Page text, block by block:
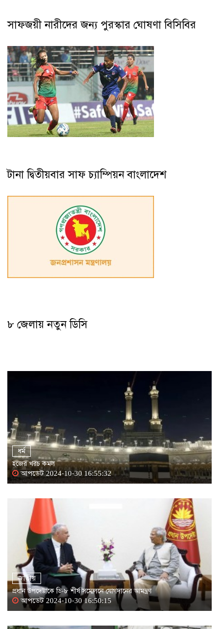
সাফজয়ী নারীদের জন্য পুরস্কার ঘোষণা বিসিবির
টানা দ্বিতীয়বার সাফ চ্যাম্পিয়ন বাংলাদেশ
৮ জেলায় নতুন ডিসি
ধর্ম
হজের খরচ কমল
আপডেট 2024-10-30 16:55:32
জাতীয়
প্রধান উপদেষ্টাকে ডি-৮ শীর্ষ সম্মেলনে যোগদানের আমন্ত্রণ
আপডেট 2024-10-30 16:50:15